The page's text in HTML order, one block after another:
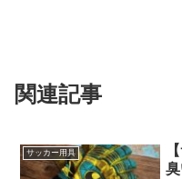
関連記事
サッカー用具